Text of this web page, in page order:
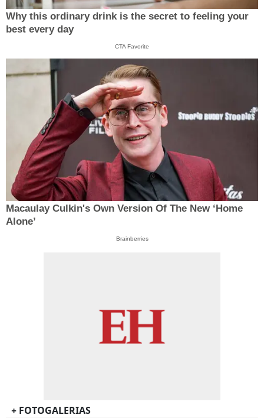
Why this ordinary drink is the secret to feeling your
best every day
CTA Favorite
Macaulay Culkin's Own Version Of The New ‘Home
Alone’
Brainberries
+ FOTOGALERIAS